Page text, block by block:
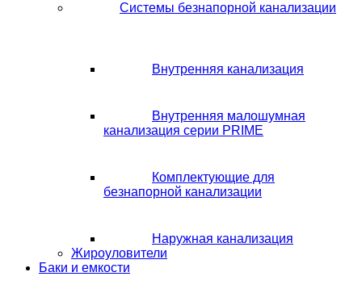
Системы безнапорной канализации
Внутренняя канализация
Внутренняя малошумная
канализация серии PRIME
Комплектующие для
безнапорной канализации
Наружная канализация
Жироуловители
Баки и емкости